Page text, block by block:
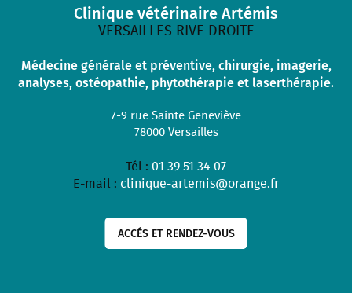
Clinique vétérinaire Artémis
VERSAILLES RIVE DROITE
Médecine générale et préventive, chirurgie, imagerie,
analyses, ostéopathie, phytothérapie et laserthérapie.
7-9 rue Sainte Geneviève
78000Versailles
Tél : 01 39 51 34 07
E-mail : clinique-artemis@orange.fr
ACCÉS ET RENDEZ-VOUS